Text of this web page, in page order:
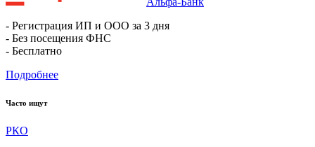
- Регистрация ИП и ООО за 3 дня
- Без посещения ФНС
- Бесплатно
Подробнее
Часто ищут
РКО